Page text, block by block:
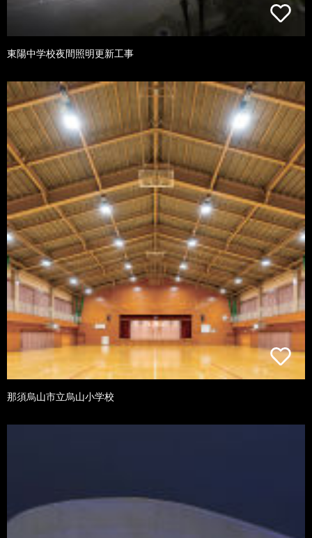
東陽中学校夜間照明更新工事
那須烏山市立烏山小学校